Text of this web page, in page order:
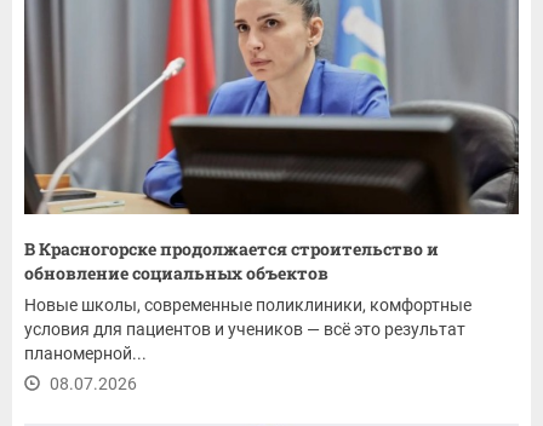
В Красногорске продолжается строительство и
обновление социальных объектов
Новые школы, современные поликлиники, комфортные
условия для пациентов и учеников — всё это результат
планомерной...
08.07.2026